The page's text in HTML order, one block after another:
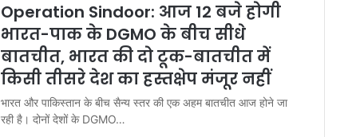
Operation Sindoor: आज 12 बजे होगी
भारत-पाक के DGMO के बीच सीधे
बातचीत, भारत की दो टूक-बातचीत में
किसी तीसरे देश का हस्तक्षेप मंजूर नहीं
भारत और पाकिस्तान के बीच सैन्य स्तर की एक अहम बातचीत आज होने जा
रही है। दोनों देशों के DGMO…